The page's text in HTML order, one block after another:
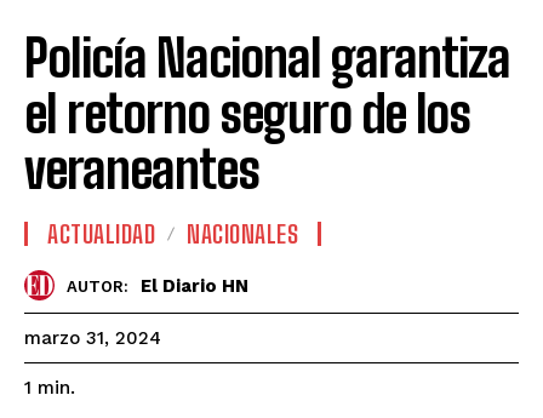
Policía Nacional garantiza
el retorno seguro de los
veraneantes
ACTUALIDAD NACIONALES
AUTOR: El Diario HN
marzo 31, 2024
1 min.